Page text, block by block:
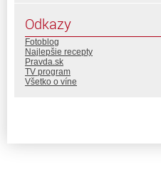
Odkazy
Fotoblog
Najlepšie recepty
Pravda.sk
TV program
Všetko o víne